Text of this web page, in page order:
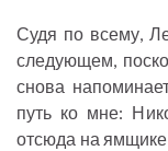
Судя по всему,
следующем,
снова
путь ко мне:
отсюда на